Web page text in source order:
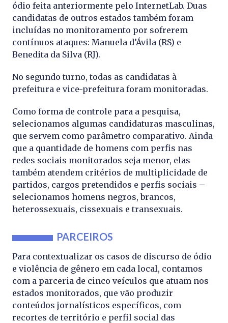
ódio feita anteriormente pelo InternetLab. Duas
candidatas de outros estados também foram
incluídas no monitoramento por sofrerem
contínuos ataques: Manuela d’Ávila (RS) e
Benedita da Silva (RJ).
No segundo turno, todas as candidatas à
prefeitura e vice-prefeitura foram monitoradas.
Como forma de controle para a pesquisa,
selecionamos algumas candidaturas masculinas,
que servem como parâmetro comparativo. Ainda
que a quantidade de homens com perfis nas
redes sociais monitorados seja menor, elas
também atendem critérios de multiplicidade de
partidos, cargos pretendidos e perfis sociais –
selecionamos homens negros, brancos,
heterossexuais, cissexuais e transexuais.
PARCEIROS
Para contextualizar os casos de discurso de ódio
e violência de gênero em cada local, contamos
com a parceria de cinco veículos que atuam nos
estados monitorados, que vão produzir
conteúdos jornalísticos específicos, com
recortes de território e perfil social das